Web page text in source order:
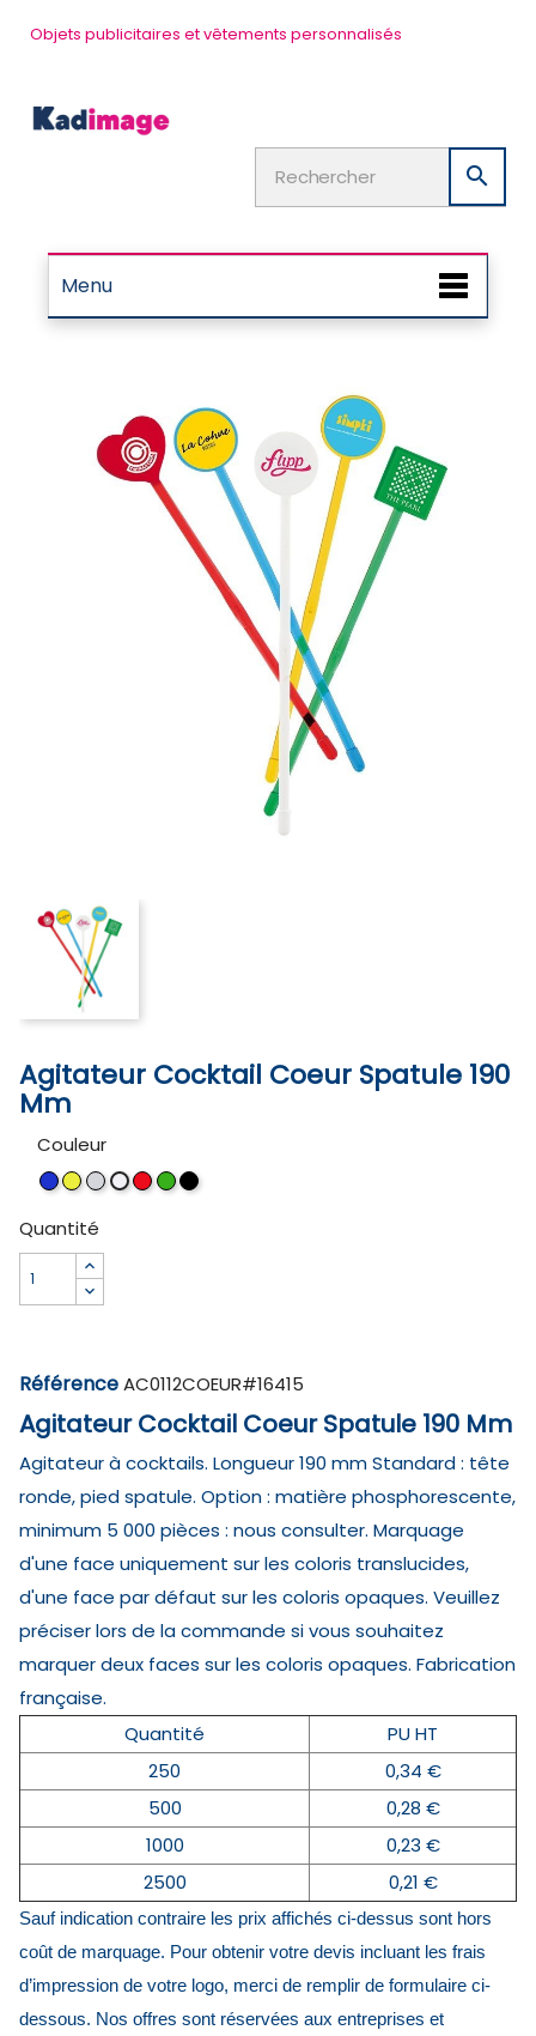
Objets publicitaires et vêtements personnalisés

Menu
Agitateur Cocktail Coeur Spatule 190
Mm
Couleur
Bleu
73
Jaune
70
Transparent
BlancRouge
VertNoir
Quantité
RéférenceAC0112COEUR#16415
Agitateur Cocktail Coeur Spatule 190 Mm
Agitateur à cocktails. Longueur 190 mm Standard : tête
ronde, pied spatule. Option : matière phosphorescente,
minimum 5 000 pièces : nous consulter. Marquage
d'une face uniquement sur les coloris translucides,
d'une face par défaut sur les coloris opaques. Veuillez
préciser lors de la commande si vous souhaitez
marquer deux faces sur les coloris opaques. Fabrication
française.
Quantité
PU HT
250
0,34 €
500
0,28 €
1000
0,23 €
2500
0,21 €
Sauf indication contraire les prix affichés ci-dessus sont hors
coût de marquage. Pour obtenir votre devis incluant les frais
d’impression de votre logo, merci de remplir de formulaire ci-
dessous. Nos offres sont réservées aux entreprises et